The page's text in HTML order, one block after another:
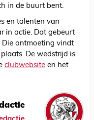
in de buurt bent.
en talenten van
in actie. Dat gebeurt
Die ontmoeting vindt
De wedstrijd is
clubwebsite en het